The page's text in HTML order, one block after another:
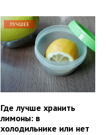
ЛУЧШЕЕ
Где лучше хранить
лимоны: в
холодильнике или нет